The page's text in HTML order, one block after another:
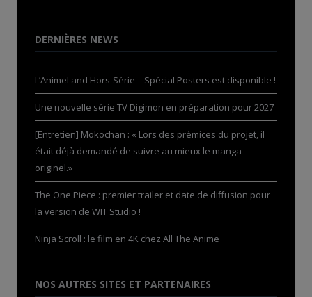
DERNIÈRES NEWS
L’AnimeLand Hors-Série – Spécial Posters est disponible !
Une nouvelle série TV Digimon en préparation pour 2027
[Entretien] Mokochan : « Lors des prémices du projet, il
était déjà demandé de suivre au mieux le manga
originel.»
The One Piece : premier trailer et date de diffusion pour
la version de WIT Studio !
Ninja Scroll : le film en 4K chez All The Anime
NOS AUTRES SITES ET PARTENAIRES